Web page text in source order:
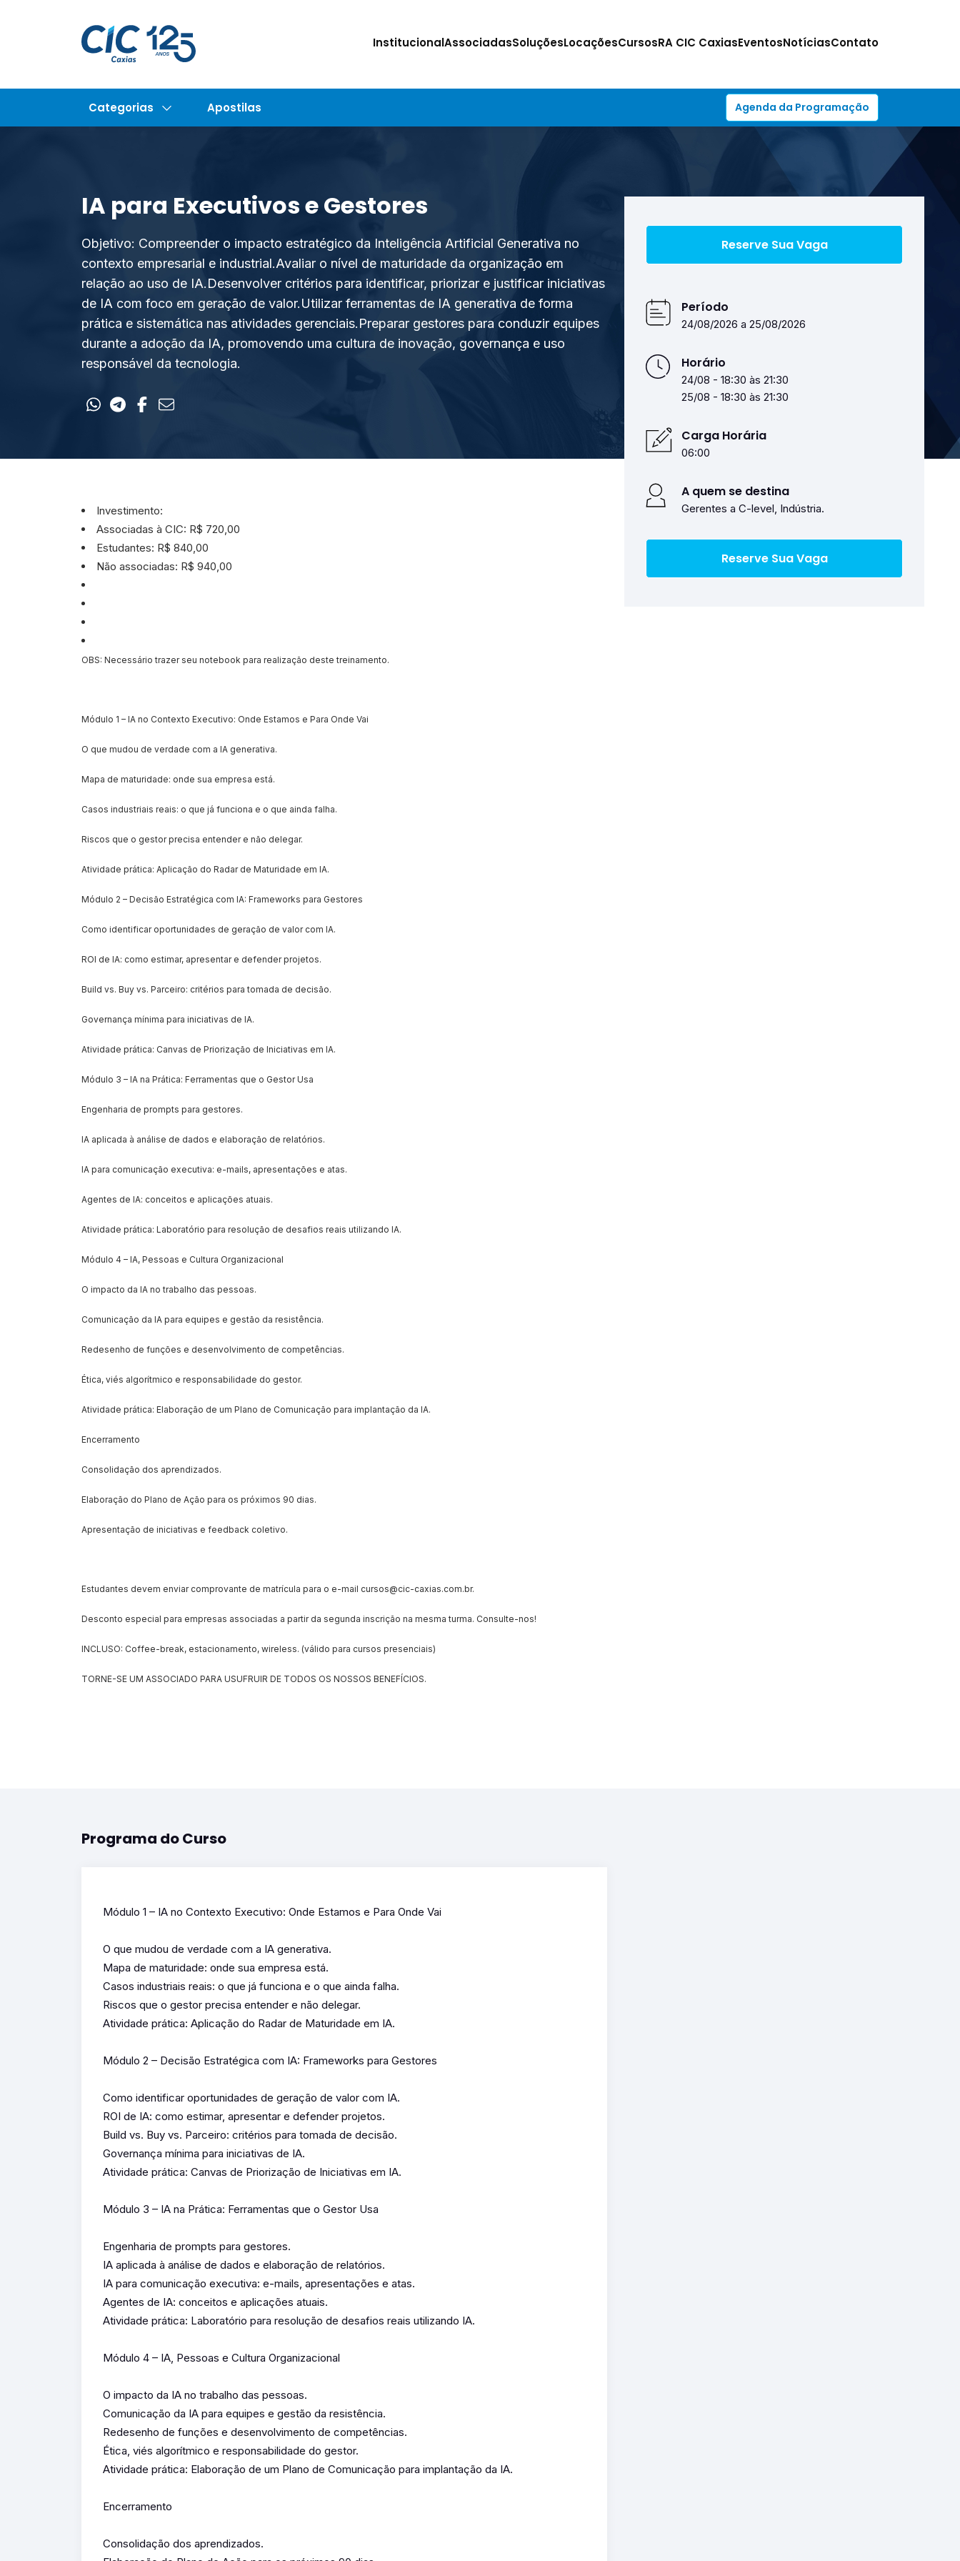
InstitucionalAssociadasSoluçõesLocaçõesCursosRA CIC CaxiasEventosNotíciasContato
Categorias Apostilas Agenda da Programação
IA para Executivos e Gestores
Objetivo: Compreender o impacto estratégico da Inteligência Artificial Generativa no
contexto empresarial e industrial.Avaliar o nível de maturidade da organização em
relação ao uso de IA.Desenvolver critérios para identificar, priorizar e justificar iniciativas
de IA com foco em geração de valor.Utilizar ferramentas de IA generativa de forma
prática e sistemática nas atividades gerenciais.Preparar gestores para conduzir equipes
durante a adoção da IA, promovendo uma cultura de inovação, governança e uso
responsável da tecnologia.
Reserve Sua Vaga
Período
24/08/2026 a 25/08/2026
Horário
24/08 - 18:30 às 21:30
25/08 - 18:30 às 21:30
Carga Horária
06:00
A quem se destina
Gerentes a C-level, Indústria.
Reserve Sua Vaga
Investimento:
Associadas à CIC: R$ 720,00
Estudantes: R$ 840,00
Não associadas: R$ 940,00
OBS: Necessário trazer seu notebook para realização deste treinamento.
Módulo 1 – IA no Contexto Executivo: Onde Estamos e Para Onde Vai
O que mudou de verdade com a IA generativa.
Mapa de maturidade: onde sua empresa está.
Casos industriais reais: o que já funciona e o que ainda falha.
Riscos que o gestor precisa entender e não delegar.
Atividade prática: Aplicação do Radar de Maturidade em IA.
Módulo 2 – Decisão Estratégica com IA: Frameworks para Gestores
Como identificar oportunidades de geração de valor com IA.
ROI de IA: como estimar, apresentar e defender projetos.
Build vs. Buy vs. Parceiro: critérios para tomada de decisão.
Governança mínima para iniciativas de IA.
Atividade prática: Canvas de Priorização de Iniciativas em IA.
Módulo 3 – IA na Prática: Ferramentas que o Gestor Usa
Engenharia de prompts para gestores.
IA aplicada à análise de dados e elaboração de relatórios.
IA para comunicação executiva: e-mails, apresentações e atas.
Agentes de IA: conceitos e aplicações atuais.
Atividade prática: Laboratório para resolução de desafios reais utilizando IA.
Módulo 4 – IA, Pessoas e Cultura Organizacional
O impacto da IA no trabalho das pessoas.
Comunicação da IA para equipes e gestão da resistência.
Redesenho de funções e desenvolvimento de competências.
Ética, viés algorítmico e responsabilidade do gestor.
Atividade prática: Elaboração de um Plano de Comunicação para implantação da IA.
Encerramento
Consolidação dos aprendizados.
Elaboração do Plano de Ação para os próximos 90 dias.
Apresentação de iniciativas e feedback coletivo.
Estudantes devem enviar comprovante de matrícula para o e-mail cursos@cic-caxias.com.br.
Desconto especial para empresas associadas a partir da segunda inscrição na mesma turma. Consulte-nos!
INCLUSO: Coffee-break, estacionamento, wireless. (válido para cursos presenciais)
TORNE-SE UM ASSOCIADO PARA USUFRUIR DE TODOS OS NOSSOS BENEFÍCIOS.
Programa do Curso
Módulo 1 – IA no Contexto Executivo: Onde Estamos e Para Onde Vai
O que mudou de verdade com a IA generativa.
Mapa de maturidade: onde sua empresa está.
Casos industriais reais: o que já funciona e o que ainda falha.
Riscos que o gestor precisa entender e não delegar.
Atividade prática: Aplicação do Radar de Maturidade em IA.
Módulo 2 – Decisão Estratégica com IA: Frameworks para Gestores
Como identificar oportunidades de geração de valor com IA.
ROI de IA: como estimar, apresentar e defender projetos.
Build vs. Buy vs. Parceiro: critérios para tomada de decisão.
Governança mínima para iniciativas de IA.
Atividade prática: Canvas de Priorização de Iniciativas em IA.
Módulo 3 – IA na Prática: Ferramentas que o Gestor Usa
Engenharia de prompts para gestores.
IA aplicada à análise de dados e elaboração de relatórios.
IA para comunicação executiva: e-mails, apresentações e atas.
Agentes de IA: conceitos e aplicações atuais.
Atividade prática: Laboratório para resolução de desafios reais utilizando IA.
Módulo 4 – IA, Pessoas e Cultura Organizacional
O impacto da IA no trabalho das pessoas.
Comunicação da IA para equipes e gestão da resistência.
Redesenho de funções e desenvolvimento de competências.
Ética, viés algorítmico e responsabilidade do gestor.
Atividade prática: Elaboração de um Plano de Comunicação para implantação da IA.
Encerramento
Consolidação dos aprendizados.